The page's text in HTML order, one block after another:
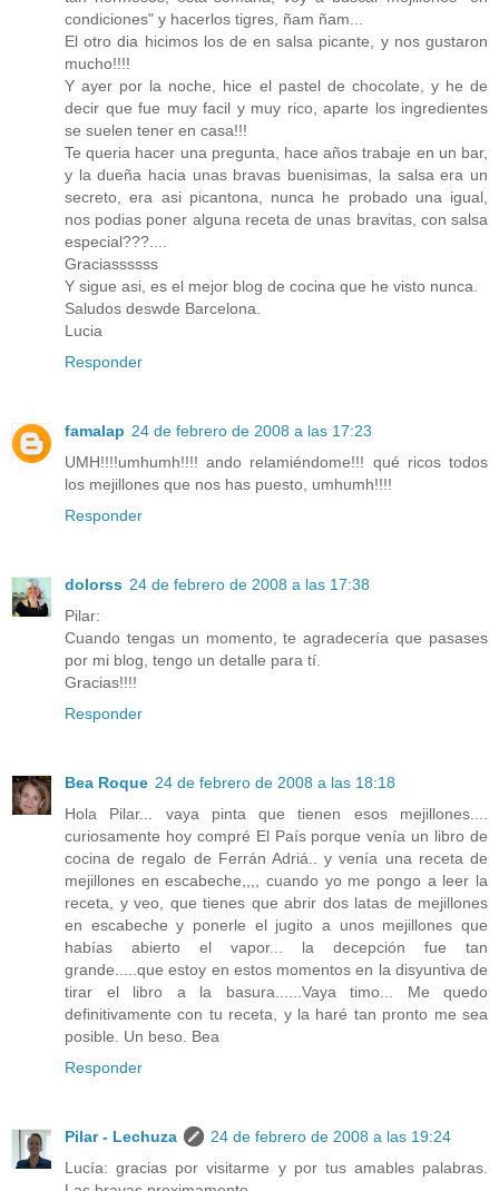
condiciones" y hacerlos tigres, ñam ñam...
El otro dia hicimos los de en salsa picante, y nos gustaron
mucho!!!!
Y ayer por la noche, hice el pastel de chocolate, y he de
decir que fue muy facil y muy rico, aparte los ingredientes
se suelen tener en casa!!!
Te queria hacer una pregunta, hace años trabaje en un bar,
y la dueña hacia unas bravas buenisimas, la salsa era un
secreto, era asi picantona, nunca he probado una igual,
nos podias poner alguna receta de unas bravitas, con salsa
especial???....
Graciassssss
Y sigue asi, es el mejor blog de cocina que he visto nunca.
Saludos deswde Barcelona.
Lucia
Responder
famalap 24 de febrero de 2008 a las 17:23
UMH!!!!umhumh!!!! ando relamiéndome!!! qué ricos todos
los mejillones que nos has puesto, umhumh!!!!
Responder
dolorss 24 de febrero de 2008 a las 17:38
Pilar:
Cuando tengas un momento, te agradecería que pasases
por mi blog, tengo un detalle para tí.
Gracias!!!!
Responder
Bea Roque 24 de febrero de 2008 a las 18:18
Hola Pilar... vaya pinta que tienen esos mejillones....
curiosamente hoy compré El País porque venía un libro de
cocina de regalo de Ferrán Adriá.. y venía una receta de
mejillones en escabeche,,,, cuando yo me pongo a leer la
receta, y veo, que tienes que abrir dos latas de mejillones
en escabeche y ponerle el jugito a unos mejillones que
habías abierto el vapor... la decepción fue tan
grande.....que estoy en estos momentos en la disyuntiva de
tirar el libro a la basura......Vaya timo... Me quedo
definitivamente con tu receta, y la haré tan pronto me sea
posible. Un beso. Bea
Responder
Pilar - Lechuza
24 de febrero de 2008 a las 19:24
Lucía: gracias por visitarme y por tus amables palabras.